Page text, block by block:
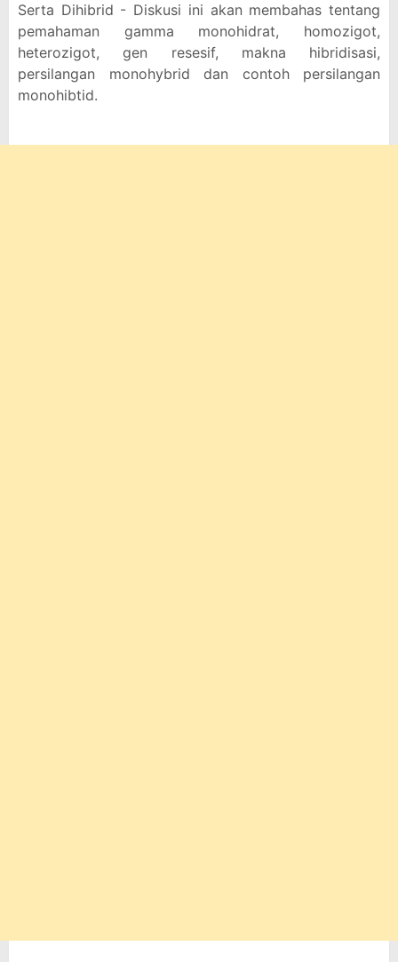
Serta Dihibrid - Diskusi ini akan membahas tentang
pemahaman gamma monohidrat, homozigot,
heterozigot, gen resesif, makna hibridisasi,
persilangan monohybrid dan contoh persilangan
monohibtid.